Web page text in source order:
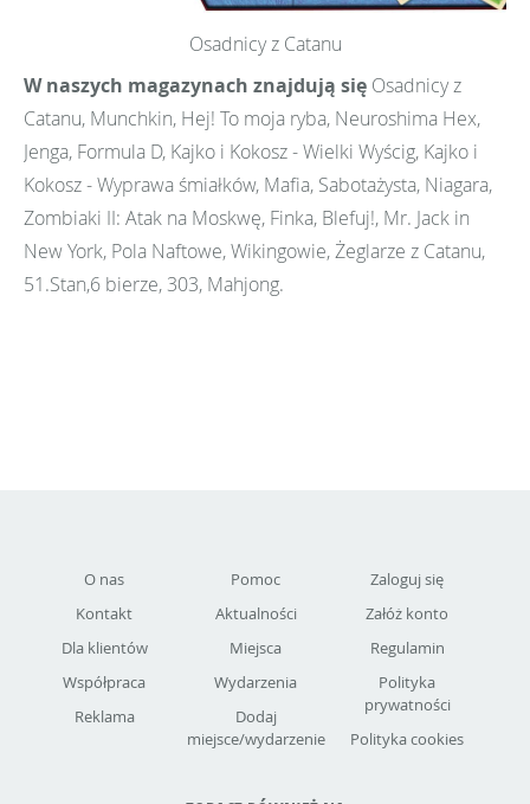
Osadnicy z Catanu
W naszych magazynach znajdują się Osadnicy z
Catanu, Munchkin, Hej! To moja ryba, Neuroshima Hex,
Jenga, Formula D, Kajko i Kokosz - Wielki Wyścig, Kajko i
Kokosz - Wyprawa śmiałków, Mafia, Sabotażysta, Niagara,
Zombiaki II: Atak na Moskwę, Finka, Blefuj!, Mr. Jack in
New York, Pola Naftowe, Wikingowie, Żeglarze z Catanu,
51.Stan,6 bierze, 303, Mahjong.
O nas
Kontakt
Dla klientów
Współpraca
Reklama
Pomoc
Aktualności
Miejsca
Wydarzenia
Dodaj
miejsce/wydarzenie
Zaloguj się
Załóż konto
Regulamin
Polityka
prywatności
Polityka cookies